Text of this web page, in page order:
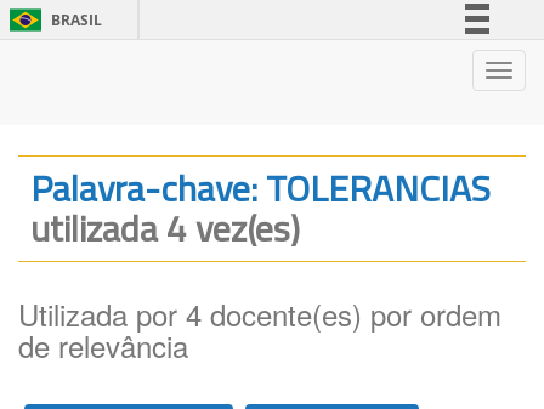
BRASIL
Legislação
Palavra-chave: TOLERANCIAS
utilizada 4 vez(es)
Utilizada por 4 docente(es) por ordem
de relevância